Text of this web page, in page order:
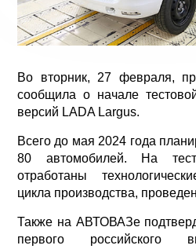
Во вторник, 27 февраля,
сообщила о начале
версий LADA Largus.
Всего до мая 2024 года
80 автомобилей. На
отработаны
цикла производства,
Также на АВТОВАЗе
первого российского